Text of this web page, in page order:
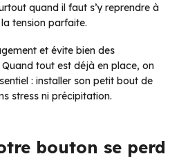
quand il faut s’y reprendre à
tension parfaite.
et évite bien des
tout est déjà en place, on
: installer son petit bout de
stress ni précipitation.
bouton se perd